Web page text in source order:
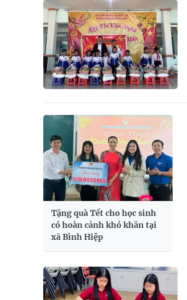
Tặng quà Tết cho học sinh
có hoàn cảnh khó khăn tại
xã Bình Hiệp